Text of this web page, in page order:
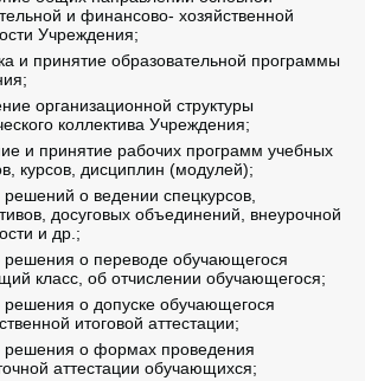
и финансово- хозяйственной
Учреждения;
и принятие образовательной программы
организационной структуры
коллектива Учреждения;
и принятие рабочих программ учебных
курсов, дисциплин (модулей);
решений о ведении спецкурсов,
досуговых объединений, внеурочной
и др.;
решения о переводе обучающегося
класс, об отчислении обучающегося;
решения о допуске обучающегося
итоговой аттестации;
решения о формах проведения
аттестации обучающихся;